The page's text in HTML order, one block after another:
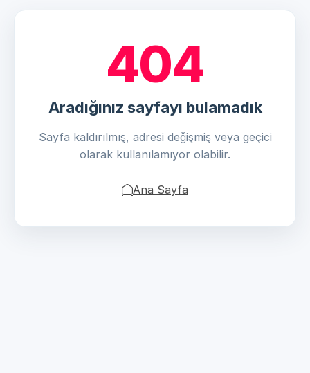
404
Aradığınız sayfayı bulamadık
Sayfa kaldırılmış, adresi değişmiş veya geçici
olarak kullanılamıyor olabilir.
Ana Sayfa